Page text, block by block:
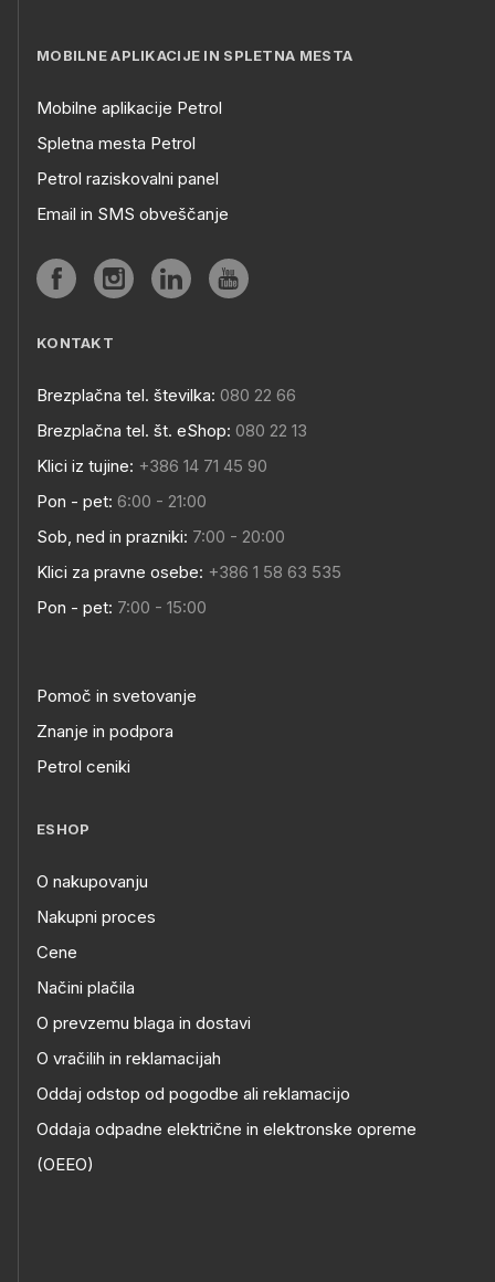
MOBILNE APLIKACIJE IN SPLETNA MESTA
Mobilne aplikacije Petrol
Spletna mesta Petrol
Petrol raziskovalni panel
Email in SMS obveščanje
KONTAKT
Brezplačna tel. številka: 080 22 66
Brezplačna tel. št. eShop: 080 22 13
Klici iz tujine: +386 14 71 45 90
Pon - pet: 6:00 - 21:00
Sob, ned in prazniki: 7:00 - 20:00
Klici za pravne osebe: +386 1 58 63 535
Pon - pet: 7:00 - 15:00
Pomoč in svetovanje
Znanje in podpora
Petrol ceniki
ESHOP
O nakupovanju
Nakupni proces
Cene
Načini plačila
O prevzemu blaga in dostavi
O vračilih in reklamacijah
Oddaj odstop od pogodbe ali reklamacijo
Oddaja odpadne električne in elektronske opreme
(OEEO)